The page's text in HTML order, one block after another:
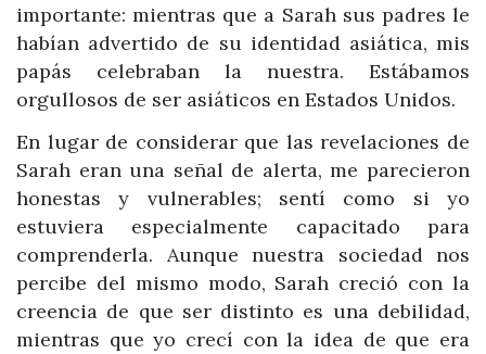
importante: mientras que a Sarah sus padres le
habían advertido de su identidad asiática, mis
papás celebraban la nuestra. Estábamos
orgullosos de ser asiáticos en Estados Unidos.
En lugar de considerar que las revelaciones de
Sarah eran una señal de alerta, me parecieron
honestas y vulnerables; sentí como si yo
estuviera especialmente capacitado para
comprenderla. Aunque nuestra sociedad nos
percibe del mismo modo, Sarah creció con la
creencia de que ser distinto es una debilidad,
mientras que yo crecí con la idea de que era